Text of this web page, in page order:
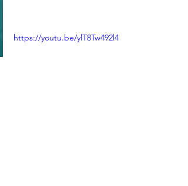
https://youtu.be/ylT8Tw492l4